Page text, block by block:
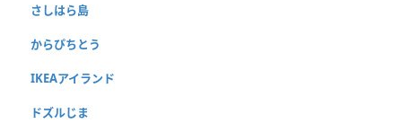
さしはら島
からぴちとう
IKEAアイランド
ドズルじま